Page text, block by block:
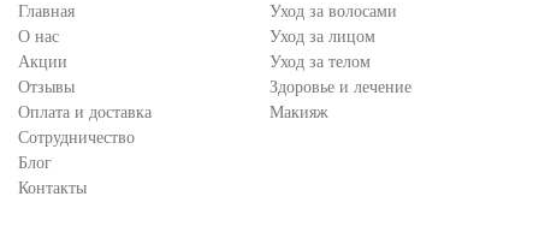
Главная
О нас
Акции
Отзывы
Оплата и доставка
Сотрудничество
Блог
Контакты
Уход за волосами
Уход за лицом
Уход за телом
Здоровье и лечение
Макияж